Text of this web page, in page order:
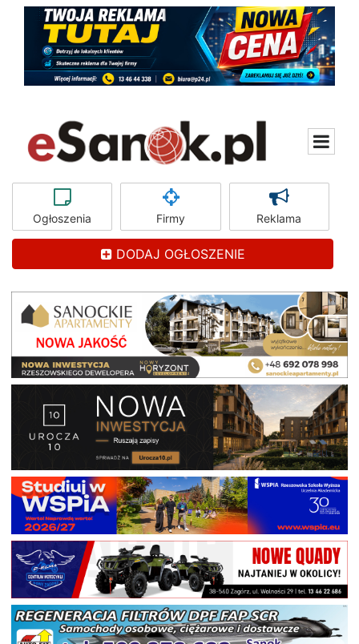
Ogłoszenia Firmy Reklama
DODAJ OGŁOSZENIE